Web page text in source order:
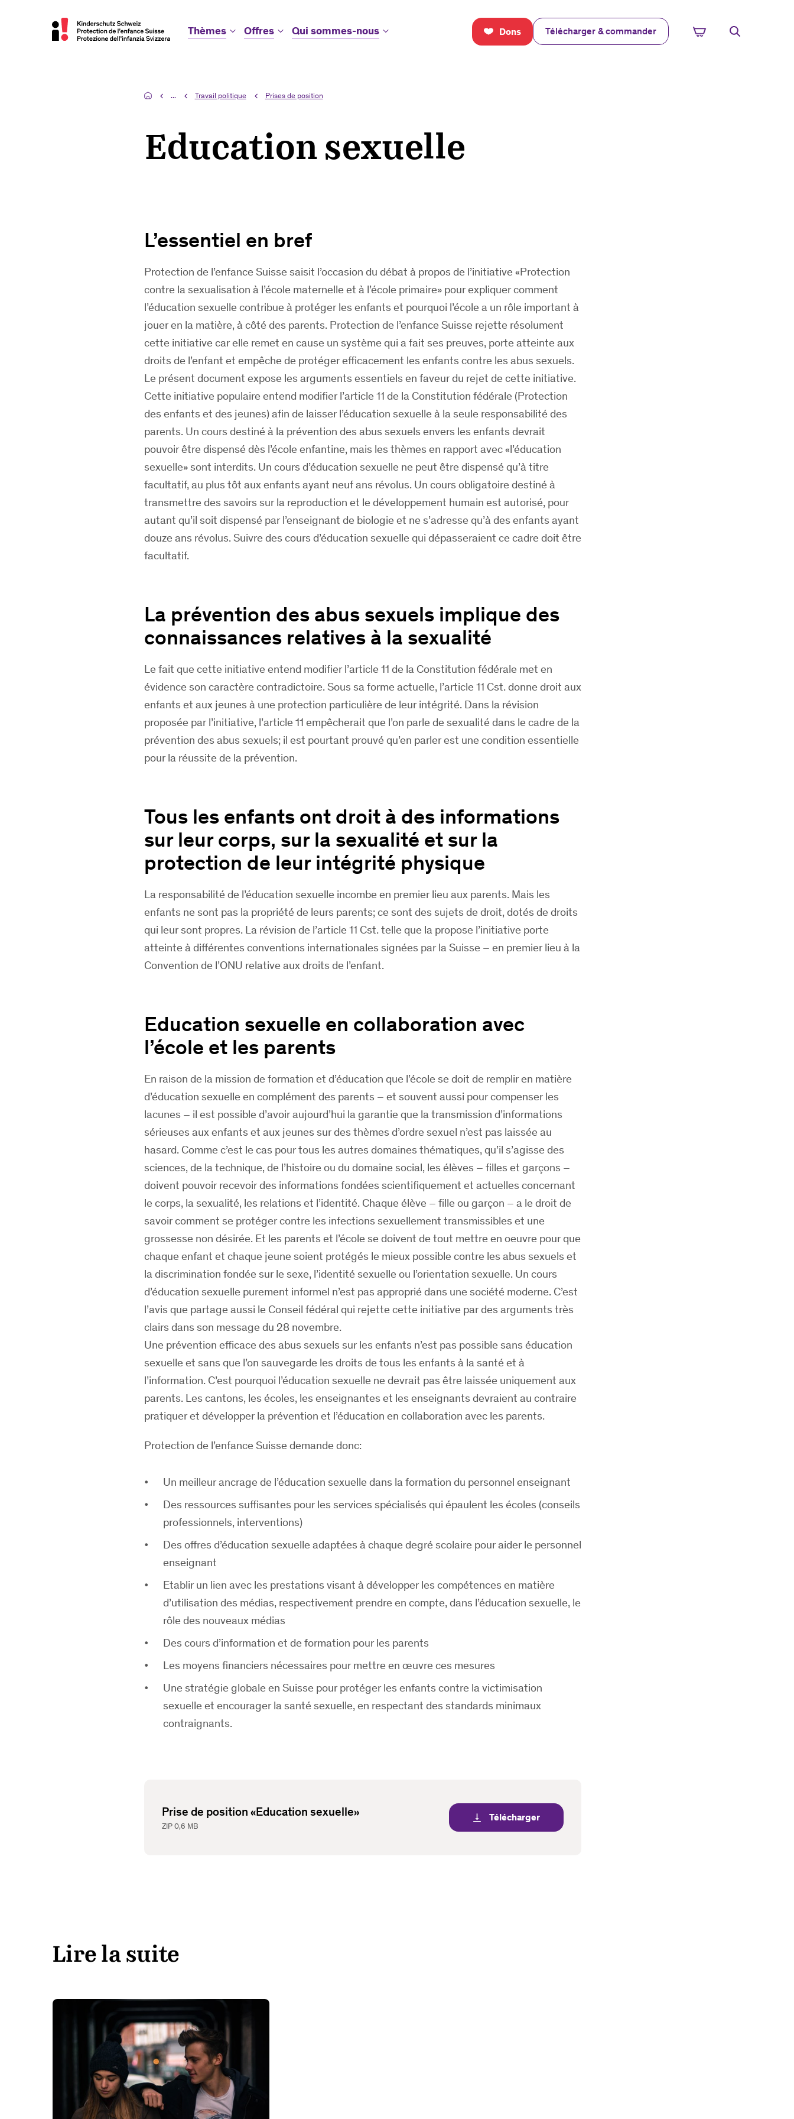
Dons Télécharger & commander
Thèmes Offres Qui sommes-nous
... Travail politique Prises de position
Education sexuelle
L’essentiel en bref
Protection de l’enfance Suisse saisit l’occasion du débat à propos de l’initiative «Protection
contre la sexualisation à l’école maternelle et à l’école primaire» pour expliquer comment
l’éducation sexuelle contribue à protéger les enfants et pourquoi l’école a un rôle important à
jouer en la matière, à côté des parents. Protection de l’enfance Suisse rejette résolument
cette initiative car elle remet en cause un système qui a fait ses preuves, porte atteinte aux
droits de l’enfant et empêche de protéger efficacement les enfants contre les abus sexuels.
Le présent document expose les arguments essentiels en faveur du rejet de cette initiative.
Cette initiative populaire entend modifier l’article 11 de la Constitution fédérale (Protection
des enfants et des jeunes) afin de laisser l’éducation sexuelle à la seule responsabilité des
parents. Un cours destiné à la prévention des abus sexuels envers les enfants devrait
pouvoir être dispensé dès l’école enfantine, mais les thèmes en rapport avec «l’éducation
sexuelle» sont interdits. Un cours d’éducation sexuelle ne peut être dispensé qu’à titre
facultatif, au plus tôt aux enfants ayant neuf ans révolus. Un cours obligatoire destiné à
transmettre des savoirs sur la reproduction et le développement humain est autorisé, pour
autant qu’il soit dispensé par l’enseignant de biologie et ne s’adresse qu’à des enfants ayant
douze ans révolus. Suivre des cours d’éducation sexuelle qui dépasseraient ce cadre doit être
facultatif.
La prévention des abus sexuels implique des
connaissances relatives à la sexualité
Le fait que cette initiative entend modifier l’article 11 de la Constitution fédérale met en
évidence son caractère contradictoire. Sous sa forme actuelle, l’article 11 Cst. donne droit aux
enfants et aux jeunes à une protection particulière de leur intégrité. Dans la révision
proposée par l’initiative, l’article 11 empêcherait que l’on parle de sexualité dans le cadre de la
prévention des abus sexuels; il est pourtant prouvé qu’en parler est une condition essentielle
pour la réussite de la prévention.
Tous les enfants ont droit à des informations
sur leur corps, sur la sexualité et sur la
protection de leur intégrité physique
La responsabilité de l’éducation sexuelle incombe en premier lieu aux parents. Mais les
enfants ne sont pas la propriété de leurs parents; ce sont des sujets de droit, dotés de droits
qui leur sont propres. La révision de l’article 11 Cst. telle que la propose l’initiative porte
atteinte à différentes conventions internationales signées par la Suisse – en premier lieu à la
Convention de l’ONU relative aux droits de l’enfant.
Education sexuelle en collaboration avec
l’école et les parents
En raison de la mission de formation et d’éducation que l’école se doit de remplir en matière
d’éducation sexuelle en complément des parents – et souvent aussi pour compenser les
lacunes – il est possible d’avoir aujourd’hui la garantie que la transmission d’informations
sérieuses aux enfants et aux jeunes sur des thèmes d’ordre sexuel n’est pas laissée au
hasard. Comme c’est le cas pour tous les autres domaines thématiques, qu’il s’agisse des
sciences, de la technique, de l’histoire ou du domaine social, les élèves – filles et garçons –
doivent pouvoir recevoir des informations fondées scientifiquement et actuelles concernant
le corps, la sexualité, les relations et l’identité. Chaque élève – fille ou garçon – a le droit de
savoir comment se protéger contre les infections sexuellement transmissibles et une
grossesse non désirée. Et les parents et l’école se doivent de tout mettre en oeuvre pour que
chaque enfant et chaque jeune soient protégés le mieux possible contre les abus sexuels et
la discrimination fondée sur le sexe, l’identité sexuelle ou l’orientation sexuelle. Un cours
d’éducation sexuelle purement informel n’est pas approprié dans une société moderne. C’est
l’avis que partage aussi le Conseil fédéral qui rejette cette initiative par des arguments très
clairs dans son message du 28 novembre.
Une prévention efficace des abus sexuels sur les enfants n’est pas possible sans éducation
sexuelle et sans que l’on sauvegarde les droits de tous les enfants à la santé et à
l’information. C’est pourquoi l’éducation sexuelle ne devrait pas être laissée uniquement aux
parents. Les cantons, les écoles, les enseignantes et les enseignants devraient au contraire
pratiquer et développer la prévention et l’éducation en collaboration avec les parents.
Protection de l’enfance Suisse demande donc:
Un meilleur ancrage de l’éducation sexuelle dans la formation du personnel enseignant
Des ressources suffisantes pour les services spécialisés qui épaulent les écoles (conseils
professionnels, interventions)
Des offres d’éducation sexuelle adaptées à chaque degré scolaire pour aider le personnel
enseignant
Etablir un lien avec les prestations visant à développer les compétences en matière
d’utilisation des médias, respectivement prendre en compte, dans l’éducation sexuelle, le
rôle des nouveaux médias
Des cours d’information et de formation pour les parents
Les moyens financiers nécessaires pour mettre en œuvre ces mesures
Une stratégie globale en Suisse pour protéger les enfants contre la victimisation
sexuelle et encourager la santé sexuelle, en respectant des standards minimaux
contraignants.
Prise de position «Education sexuelle»
ZIP 0,6 MB
vertical_align_bottom Télécharger
Lire la suite